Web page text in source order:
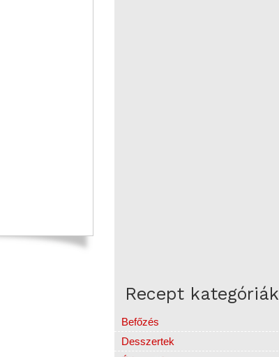
Recept kategóriák
Befőzés
Desszertek